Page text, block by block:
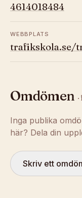
4614018484
WEBBPLATS
trafikskola.se/
Omdömen
Inga publika
här? Dela din
Skriv ett